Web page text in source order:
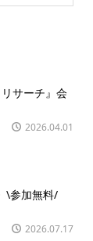
サーチ』会
2026.04.01
\参加無料/
2026.07.17